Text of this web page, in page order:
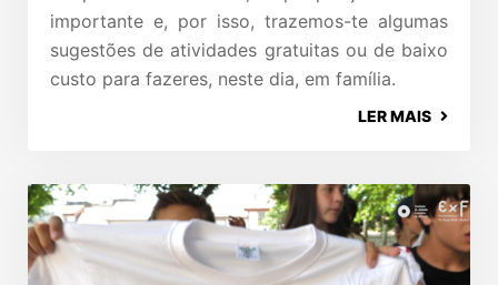
importante e, por isso, trazemos-te algumas
sugestões de atividades gratuitas ou de baixo
custo para fazeres, neste dia, em família.
LER MAIS